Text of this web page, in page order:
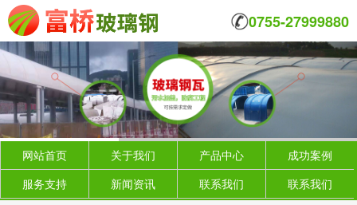
0755-27999880
网站首页 关于我们 产品中心
成功案例
服务支持
新闻资讯 联系我们 联系我们